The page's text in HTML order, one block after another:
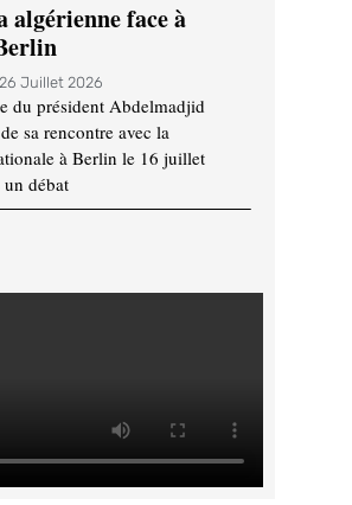
algérienne face à
26 Juillet 2026
du président Abdelmadjid
sa rencontre avec la
à Berlin le 16 juillet
débat